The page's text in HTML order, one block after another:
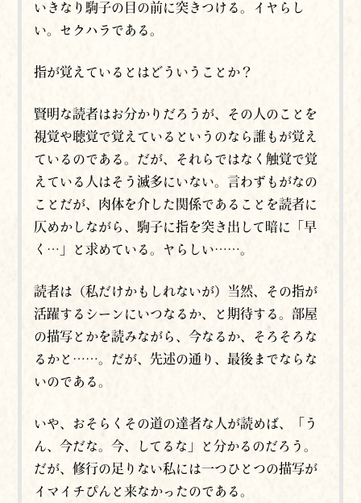
いきなり駒子の目の前に突きつける。イヤらし
い。セクハラである。
指が覚えているとはどういうことか？
賢明な読者はお分かりだろうが、その人のことを
視覚や聴覚で覚えているというのなら誰もが覚え
ているのである。だが、それらではなく触覚で覚
えている人はそう滅多にいない。言わずもがなの
ことだが、肉体を介した関係であることを読者に
仄めかしながら、駒子に指を突き出して 暗に
「早
く…」と求めている。ヤらしい……。
読者は（私だけかもしれないが）当然、その指が
活躍するシーンにいつなるか、と期待する。部屋
の描写とかを読みながら、今なるか、そろそろな
るかと……。だが、先述の通り、最後までならな
いのである。
いや、おそらくその道の達者な人が読めば、「う
ん、今だな。今、してるな」と分かるのだろう。
だが、修行の足りない私には一つひとつの描写が
イマイチぴんと来なかったのである。